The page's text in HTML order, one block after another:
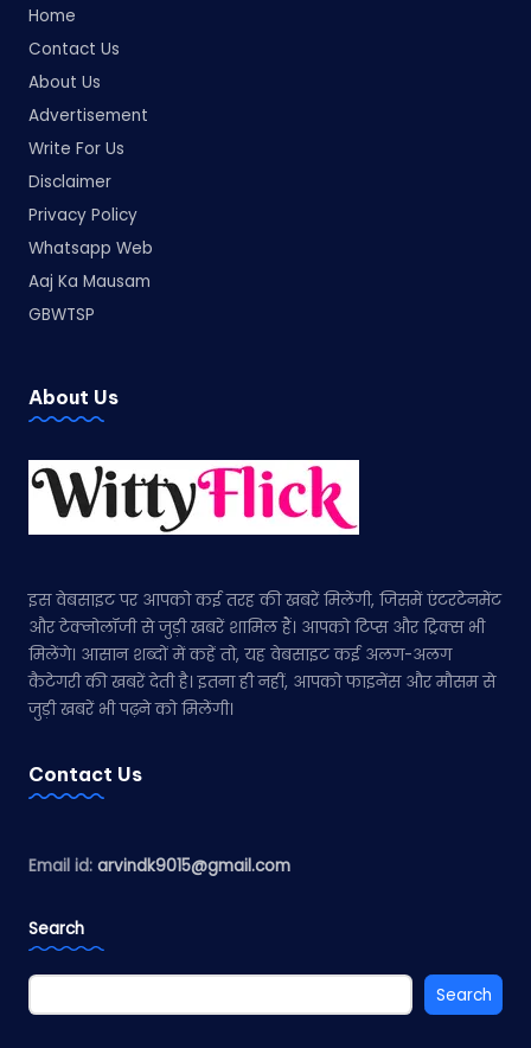
Home
Contact Us
About Us
Advertisement
Write For Us
Disclaimer
Privacy Policy
Whatsapp Web
Aaj Ka Mausam
GBWTSP
About Us
इस वेबसाइट पर आपको कई तरह की खबरें मिलेंगी, जिसमें एंटरटेनमेंट
और टेक्नोलॉजी से जुड़ी खबरें शामिल हैं। आपको टिप्स और ट्रिक्स भी
मिलेंगे। आसान शब्दों में कहें तो, यह वेबसाइट कई अलग-अलग
कैटेगरी की खबरें देती है। इतना ही नहीं, आपको फाइनेंस और मौसम से
जुड़ी खबरें भी पढ़ने को मिलेंगी।
Contact Us
Email id: arvindk9015@gmail.com
Search
Search